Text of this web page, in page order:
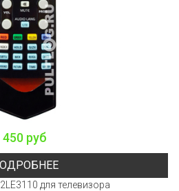
450 руб
для телевизора